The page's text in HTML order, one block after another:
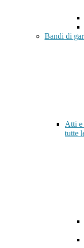
Bandi di
Atti e
tutte